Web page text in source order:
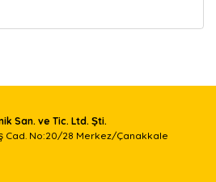
San. ve Tic. Ltd. Şti.
Cad. No:20/28 Merkez/Çanakkale